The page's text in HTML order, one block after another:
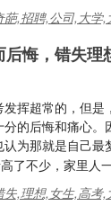
葩,招聘,公司,大学,
悔，错失理
挥超常的，但是
的后悔和痛心
为那就是自己
了不少，家里人
失,理想,女生,高考,